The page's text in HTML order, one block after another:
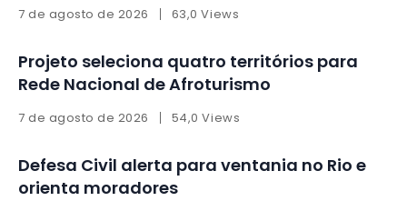
7 de agosto de 2026 63,0 Views
Projeto seleciona quatro territórios para
Rede Nacional de Afroturismo
7 de agosto de 2026 54,0 Views
Defesa Civil alerta para ventania no Rio e
orienta moradores